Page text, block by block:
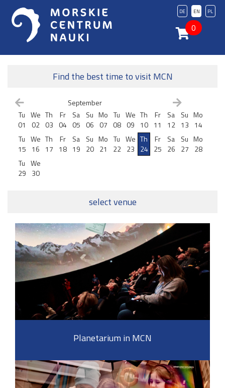
PL
EN
DE
0
Find the best time to visit MCN
September
Tu
01
We
02
Th
03
Fr
04
Sa
05
Su
06
Mo
07
Tu
08
We
09
Th
10
Fr
11
Sa
12
Su
13
Mo
14
Tu
15
We
16
Th
17
Fr
18
Sa
19
Su
20
Mo
21
Tu
22
We
23
Th
24
Fr
25
Sa
26
Su
27
Mo
28
Tu
29
We
30
select venue
Planetarium in MCN